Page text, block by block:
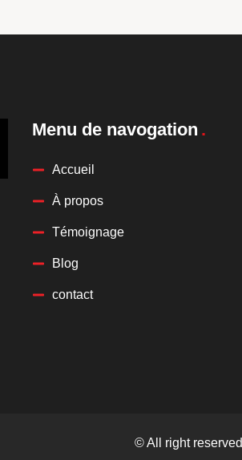
Menu de navogation
Accueil
À propos
Témoignage
Blog
contact
© All right reserved